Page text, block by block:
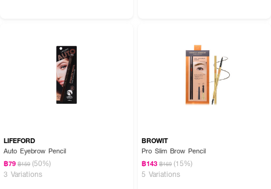
LIFEFORD
Auto Eyebrow Pencil
฿79 ฿159 (50%)
3 Variations
BROWIT
Pro Slim Brow Pencil
฿143 ฿169 (15%)
5 Variations